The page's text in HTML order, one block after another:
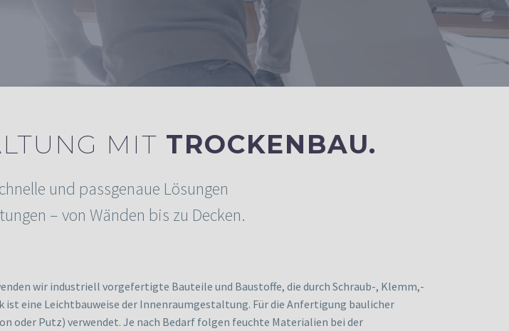
MIT TROCKENBAU.
und passgenaue Lösungen
– von Wänden bis zu Decken.
wir industriell vorgefertigte Bauteile und Baustoffe, die durch Schraub-, Klemm,-
eine Leichtbauweise der Innenraumgestaltung. Für die Anfertigung baulicher
oder Putz) verwendet. Je nach Bedarf folgen feuchte Materialien bei der